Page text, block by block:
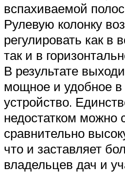
вспахиваемой
Рулевую колонку
регулировать как в
так и в
В результате
мощное и удобное в
устройство.
недостатком можно
сравнительно
что и заставляет
владельцев дач и